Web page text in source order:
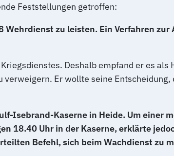
Feststellungen getroffen:
zu leisten. Ein Verfahren zur
Deshalb empfand er es als
Er wollte seine Entscheidung,
Isebrand-Kaserne in Heide. Um einer
18.40 Uhr in der Kaserne, erklärte
Befehl, sich beim Wachdienst zu